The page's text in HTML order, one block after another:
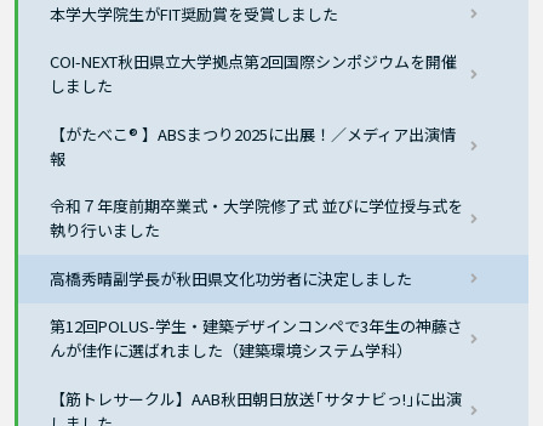
本学大学院生がFIT奨励賞を受賞しました
COI-NEXT秋田県立大学拠点第2回国際シンポジウムを開催
しました
【がたべこ® 】ABSまつり2025に出展！／メディア出演情
報
令和７年度前期卒業式・大学院修了式 並びに学位授与式を
執り行いました
高橋秀晴副学長が秋田県文化功労者に決定しました
第12回POLUS-学生・建築デザインコンペで3年生の神藤さ
んが佳作に選ばれました（建築環境システム学科）
【筋トレサークル】AAB秋田朝日放送｢サタナビっ!｣に出演